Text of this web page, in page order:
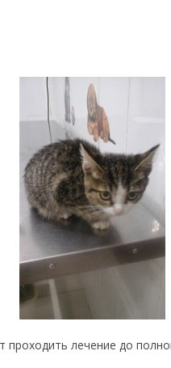
проходить лечение до